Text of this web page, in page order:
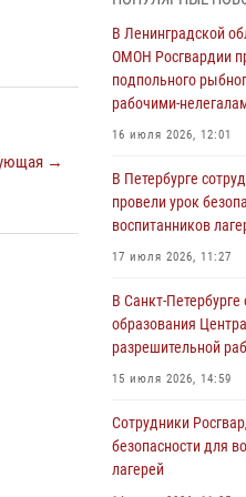
→
вернуться домой
03 августа 2026, 11:51
В Санкт-Петербурге
03 августа 2026, 10:15
Сотрудники ГУ
боевому самбо
03 августа 2026, 10:07
В Ленобласти
профилактического
03 августа 2026, 09:16
В Петербурге
В Ленинградской
ОМОН Росгвардии
подпольного
рабочими-
16 июля 2026, 12:01
В Петербурге
провели урок
воспитанников
17 июля 2026, 11:27
В Санкт-
образования
разрешительной
15 июля 2026, 14:59
Сотрудники
безопасности для
лагерей